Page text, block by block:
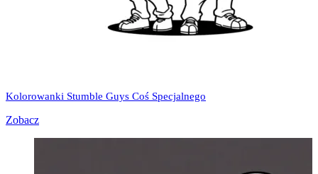
Kolorowanki Stumble Guys Coś Specjalnego
Zobacz